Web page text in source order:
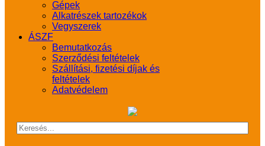
Gépek
Alkatrészek tartozékok
Vegyszerek
ÁSZF
Bemutatkozás
Szerződési feltételek
Szállítási, fizetési díjak és
feltételek
Adatvédelem